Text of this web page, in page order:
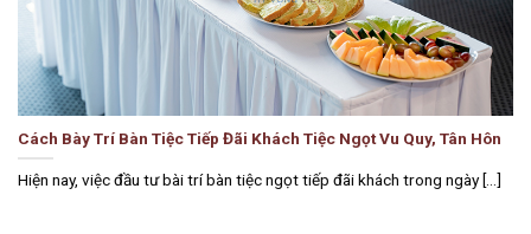
Cách Bày Trí Bàn Tiệc Tiếp Đãi Khách Tiệc Ngọt Vu Quy, Tân Hôn
Hiện nay, việc đầu tư bài trí bàn tiệc ngọt tiếp đãi khách trong ngày [...]